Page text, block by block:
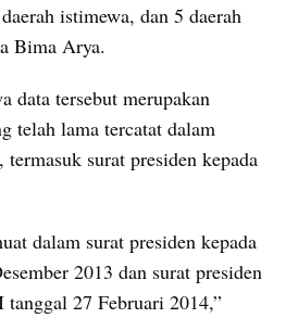
istimewa, dan 5 daerah
Bima Arya.
data tersebut merupakan
telah lama tercatat dalam
surat presiden kepada
dalam surat presiden kepada
2013 dan surat presiden
tanggal 27 Februari 2014,”